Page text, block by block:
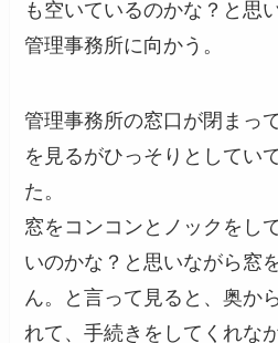
も空いているのかな？と思
管理事務所に向かう。
管理事務所の窓口が閉まっ
を見るがひっそりとしてい
た。
窓をコンコンとノックをし
いのかな？と思いながら窓
ん。と言って見ると、奥か
れて、手続きをしてくれな